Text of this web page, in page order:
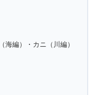
海編）・カニ（川編）